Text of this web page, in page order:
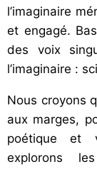
l’imaginaire
et engagé.
des voix
l’imaginaire :
Nous croyons
aux marges,
poétique et
explorons